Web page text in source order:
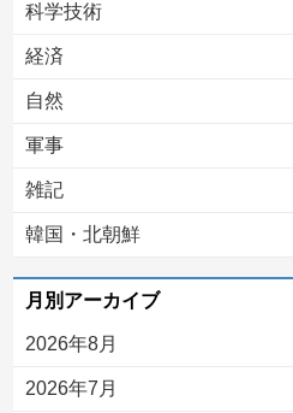
科学技術
経済
自然
軍事
雑記
韓国・北朝鮮
月別アーカイブ
2026年8月
2026年7月